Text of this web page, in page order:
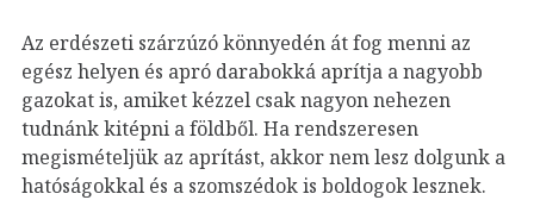
Az erdészeti szárzúzó könnyedén át fog menni az
egész helyen és apró darabokká aprítja a nagyobb
gazokat is, amiket kézzel csak nagyon nehezen
tudnánk kitépni a földből. Ha rendszeresen
megismételjük az aprítást, akkor nem lesz dolgunk a
hatóságokkal és a szomszédok is boldogok lesznek.